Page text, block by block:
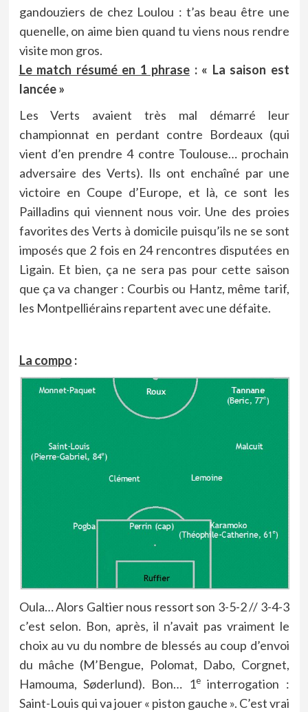
gandouziers de chez Loulou : t’as beau être une
quenelle, on aime bien quand tu viens nous rendre
visite mon gros.
Le match résumé en 1 phrase : « La saison est
lancée »
Les Verts avaient très mal démarré leur
championnat en perdant contre Bordeaux (qui
vient d’en prendre 4 contre Toulouse… prochain
adversaire des Verts). Ils ont enchaîné par une
victoire en Coupe d’Europe, et là, ce sont les
Pailladins qui viennent nous voir. Une des proies
favorites des Verts à domicile puisqu’ils ne se sont
imposés que 2 fois en 24 rencontres disputées en
Ligain. Et bien, ça ne sera pas pour cette saison
que ça va changer : Courbis ou Hantz, même tarif,
les Montpelliérains repartent avec une défaite.
La compo :
Oula… Alors Galtier nous ressort son 3-5-2 // 3-4-3
c’est selon. Bon, après, il n’avait pas vraiment le
choix au vu du nombre de blessés au coup d’envoi
du mâche (M’Bengue, Polomat, Dabo, Corgnet,
Hamouma, Søderlund). Bon… 1einterrogation :
Saint-Louis qui va jouer « piston gauche ». C’est vrai